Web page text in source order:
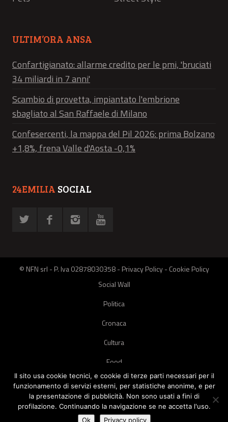
ULTIM’ORA ANSA
Confartigianato: allarme credito per le pmi, 'bruciati
34 miliardi in 7 anni'
Scambio di provetta, impiantato l'embrione
sbagliato al San Raffaele di Milano
Confesercenti, la mappa del Pil 2026: prima Bolzano
+1,8%, frena Valle d'Aosta -0,1%
24EMILIA SOCIAL
© NFN srl - P. Iva 02878030358 -Privacy Policy-Cookie Policy
Social Wall
Politica
Cronaca
Cultura
Food
Green
Pets
Street Style
Il sito usa cookie tecnici, e cookie di terze parti necessari per il
funzionamento di servizi esterni, per statistiche anonime, e per
la presentazione di pubblicità. Non sono usati a fini di
profilazione. Continuando la navigazione se ne accetta l'uso.
Ok
Privacy policy